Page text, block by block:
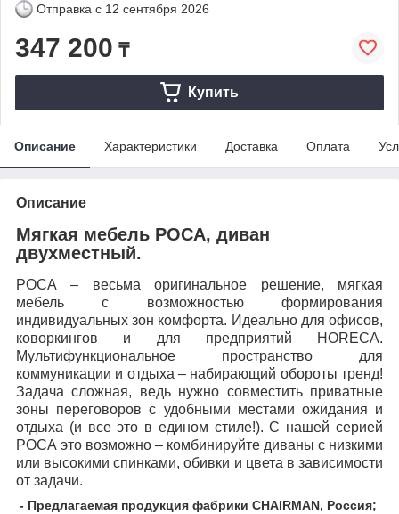
Отправка с 12 сентября 2026
347 200 ₸
Купить
Описание Характеристики Доставка Оплата
Описание
Мягкая мебель РОСА, диван
двухместный.
РОСА – весьма оригинальное решение, мягкая
мебель с возможностью формирования
индивидуальных зон комфорта. Идеально для офисов,
коворкингов и для предприятий HORECA.
Мультифункциональное пространство для
коммуникации и отдыха – набирающий обороты тренд!
Задача сложная, ведь нужно совместить приватные
зоны переговоров с удобными местами ожидания и
отдыха (и все это в едином стиле!). С нашей серией
РОСА это возможно – комбинируйте диваны с низкими
или высокими спинками, обивки и цвета в зависимости
от задачи.
- Предлагаемая продукция фабрики CHAIRMAN, Россия;